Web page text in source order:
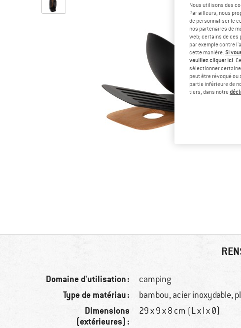
Domaine d'utilisation : camping
Type de matériau : bambou, acier inoxydable,
Dimensions
(extérieures) :
29 x 9 x 8 cm (L x l x Ø)
Nous utilisons des
Par ailleurs, nous
de personnaliser le
nos partenaires de
web; certains de ces
par exemple contre
cette manière. Si
veuillez cliquer ici .
sélectionner
peut être révoqué ou
partie inférieure de
tiers, dans notre